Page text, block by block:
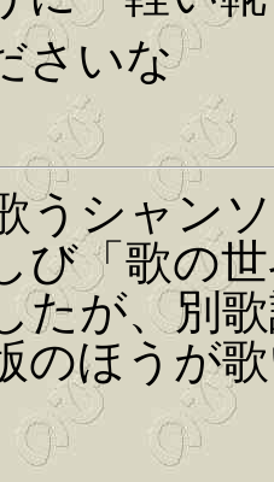
いな
うシャン
び「歌の
たが、別
のほうが